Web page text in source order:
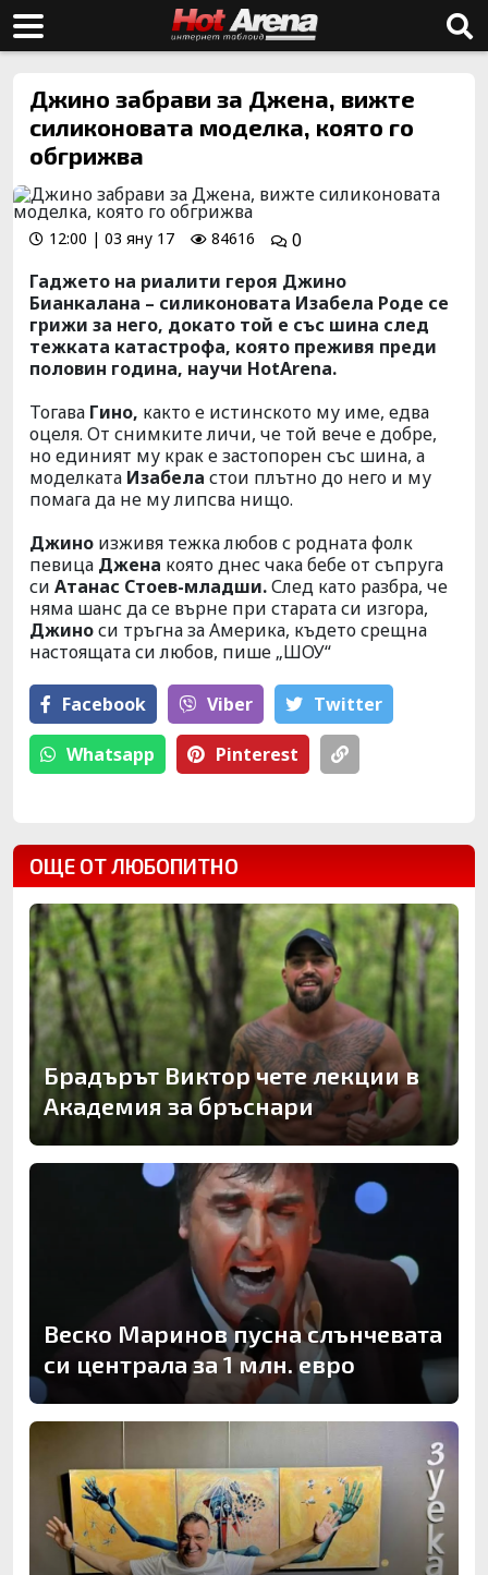
Джино забрави за Джена, вижте
силиконовата моделка, която го
обгрижва
12:00 | 03 яну 17 84616
0
Гаджето на риалити героя Джино
Бианкалана – силиконовата Изабела Роде се
грижи за него, докато той е със шина след
тежката катастрофа, която преживя преди
половин година, научи HotArena.
Тогава Гино, както е истинското му име, едва
оцеля. От снимките личи, че той вече е добре,
ноединият му крак езастопорен със шина, а
моделката Изабела стои плътнодо него и му
помага да не му липсва нищо.
Джино изживя тежка любов с роднатафолк
певица Джена която днес чака бебе от съпруга
си Атанас Стоев-младши.След като разбра, че
няма шанс да се върне при старата си изгора,
Джиноси тръгна за Америка, където срещна
настоящата си любов, пише „ШОУ“
Facebook Viber Тwitter
Whatsapp Pinterest
ОЩЕ ОТ ЛЮБОПИТНО
Брадърът Виктор чете лекции в
Академия за бръснари
Веско Маринов пусна слънчевата
си централа за 1 млн. евро